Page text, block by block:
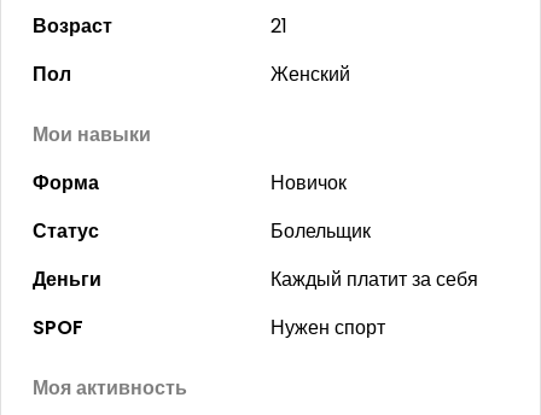
Возраст
21
Пол
Женский
Мои навыки
Форма
Новичок
Статус
Болельщик
Деньги
Каждый платит за себя
SPOF
Нужен спорт
Моя активность